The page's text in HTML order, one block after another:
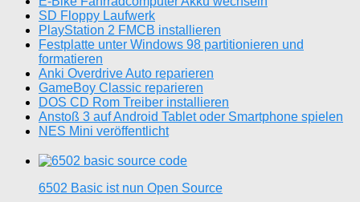
SD Floppy Laufwerk
PlayStation 2 FMCB installieren
Festplatte unter Windows 98 partitionieren und
formatieren
Anki Overdrive Auto reparieren
GameBoy Classic reparieren
DOS CD Rom Treiber installieren
Anstoß 3 auf Android Tablet oder Smartphone spielen
NES Mini veröffentlicht
6502 Basic ist nun Open Source